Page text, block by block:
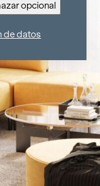
opcional
de datos